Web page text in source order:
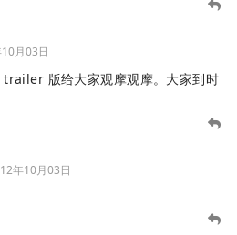
月03日
trailer 版给大家观摩观摩。大家到时
年10月03日